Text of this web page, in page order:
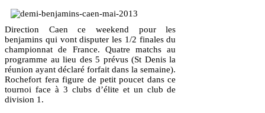
Direction Caen ce weekend pour les
benjamins qui vont disputer les 1/2 finales du
championnat de France. Quatre matchs au
programme au lieu des 5 prévus (St Denis la
réunion ayant déclaré forfait dans la semaine).
Rochefort fera figure de petit poucet dans ce
tournoi face à 3 clubs d’élite et un club de
division 1.